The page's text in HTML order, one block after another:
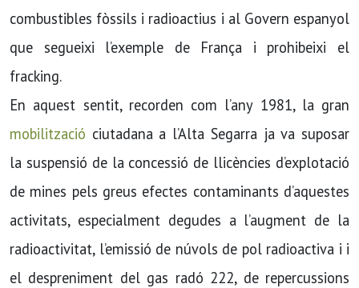
combustibles fòssils i radioactius i al Govern espanyol
que segueixi l’exemple de França i prohibeixi el
fracking.
En aquest sentit, recorden com l’any 1981, la gran
mobilització ciutadana a l’Alta Segarra ja va suposar
la suspensió de la concessió de llicències d’explotació
de mines pels greus efectes contaminants d’aquestes
activitats, especialment degudes a l’augment de la
radioactivitat, l’emissió de núvols de pol radioactiva i i
el despreniment del gas radó 222, de repercussions